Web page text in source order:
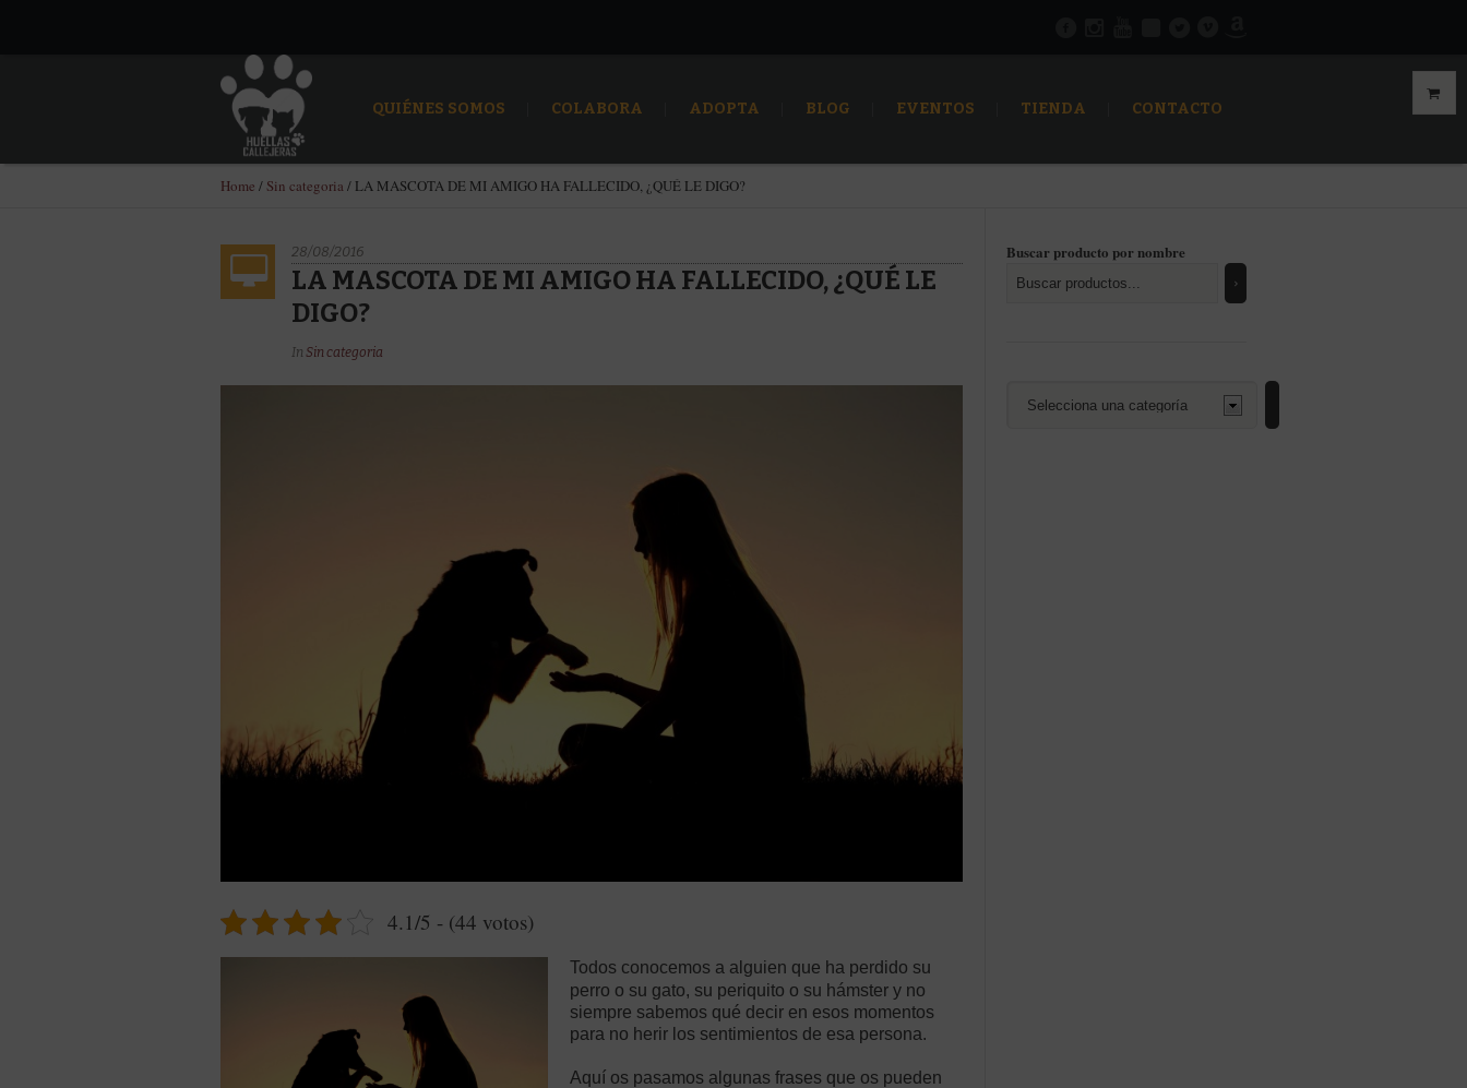
QUIÉNES SOMOS COLABORA ADOPTA BLOG EVENTOS TIENDA CONTACTO
Home / Sin categoria / LA MASCOTA DE MI AMIGO HA FALLECIDO, ¿QUÉ LE DIGO?
28/08/2016
LA MASCOTA DE MI AMIGO HA FALLECIDO, ¿QUÉ LE
DIGO?
In Sin categoria
4.1/5 - (44 votos)
Todos conocemos a alguien que ha perdido su
perro o su gato, su periquito o su hámster y no
siempre sabemos qué decir en esos momentos
para no herir los sentimientos de esa persona.
Aquí os pasamos algunas frases que os pueden
Buscar producto por nombre
una